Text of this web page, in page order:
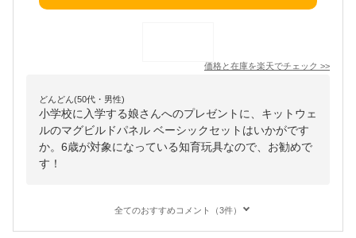
価格と在庫を楽天でチェック >>
どんどん(50代・男性)
小学校に入学する娘さんへのプレゼントに、キットウェ
ルのマグビルドパネル ベーシックセットはいかがです
か。6歳が対象になっている知育玩具なので、お勧めで
す！
全てのおすすめコメント（3件）